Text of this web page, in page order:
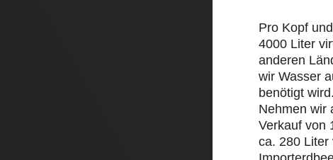
Pro Kopf
4000 Liter
anderen
wir Wasser
benötigt wird.
Nehmen wir
Verkauf von
ca. 280 Liter